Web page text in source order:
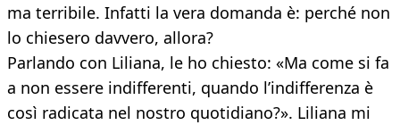
ma terribile. Infatti la vera domanda è: perché non
lo chiesero davvero, allora?
Parlando con Liliana, le ho chiesto: «Ma come si fa
a non essere indifferenti, quando l’indifferenza è
così radicata nel nostro quotidiano?». Liliana mi